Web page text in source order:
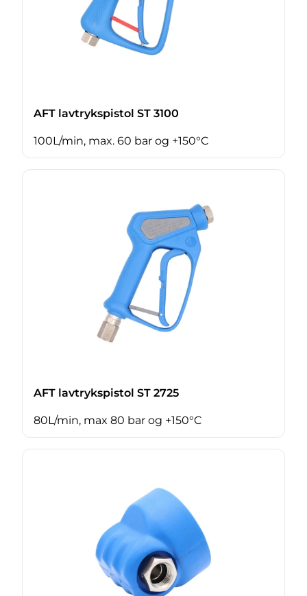
AFT lavtrykspistol ST 3100
100L/min, max. 60 bar og +150°C
AFT lavtrykspistol ST 2725
80L/min, max 80 bar og +150°C